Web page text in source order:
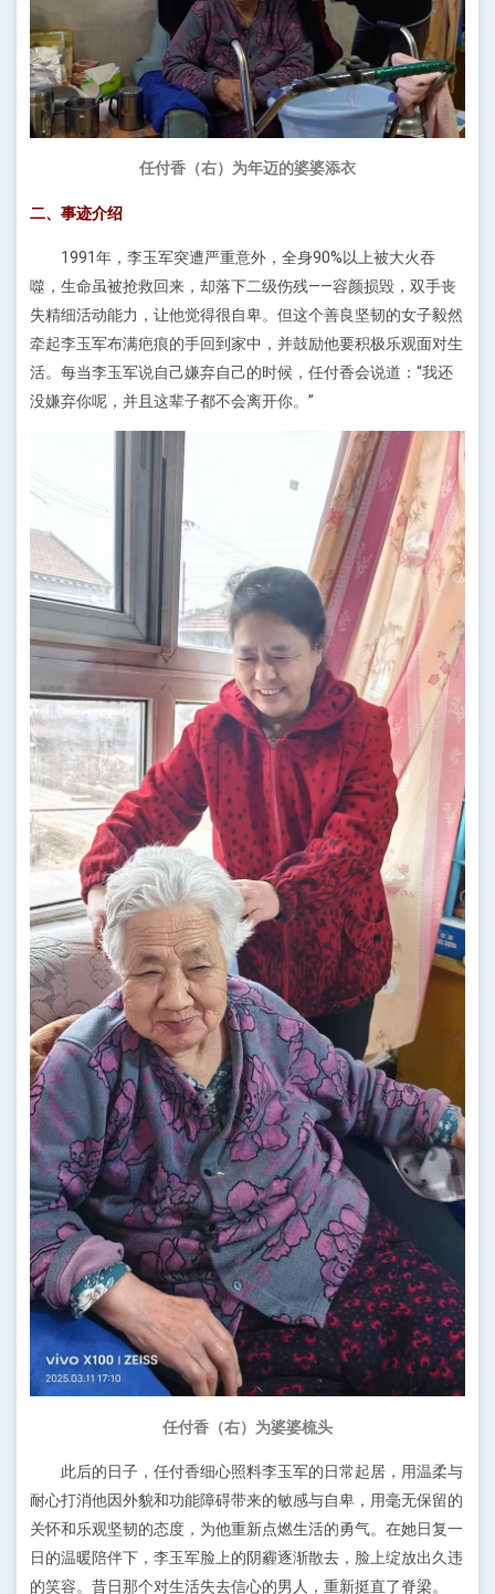
任付香（右）为年迈的婆婆添衣
二、事迹介绍
1991年，李玉军突遭严重意外，全身90%以上被大火吞
噬，生命虽被抢救回来，却落下二级伤残——容颜损毁，双手丧
失精细活动能力，让他觉得很自卑。但这个善良坚韧的女子毅然
牵起李玉军布满疤痕的手回到家中，并鼓励他要积极乐观面对生
活。每当李玉军说自己嫌弃自己的时候，任付香会说道：“我还
没嫌弃你呢，并且这辈子都不会离开你。”
任付香（右）为婆婆梳头
此后的日子，任付香细心照料李玉军的日常起居，用温柔与
耐心打消他因外貌和功能障碍带来的敏感与自卑，用毫无保留的
关怀和乐观坚韧的态度，为他重新点燃生活的勇气。在她日复一
日的温暖陪伴下，李玉军脸上的阴霾逐渐散去，脸上绽放出久违
的笑容。昔日那个对生活失去信心的男人，重新挺直了脊梁。